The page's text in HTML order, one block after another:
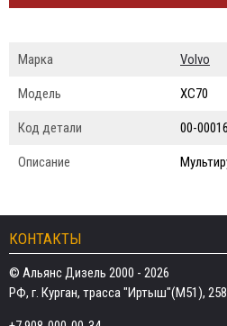
Марка Volvo
Модель XC70
Код детали 00-
Описание
КОНТАКТЫ
© Альянс Дизель 2000 - 2026
РФ, г. Курган, трасса "Иртыш"(М51),